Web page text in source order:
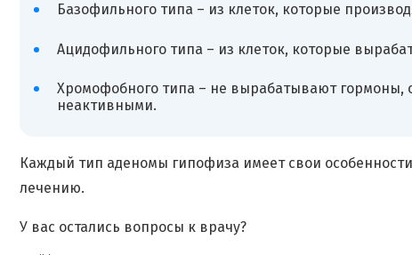
Базофильного типа – из клеток, которые
Ацидофильного типа – из клеток, которые
Хромофобного типа – не вырабатывают
неактивными.
Каждый тип аденомы гипофиза имеет свои
лечению.
У вас остались вопросы к врачу?